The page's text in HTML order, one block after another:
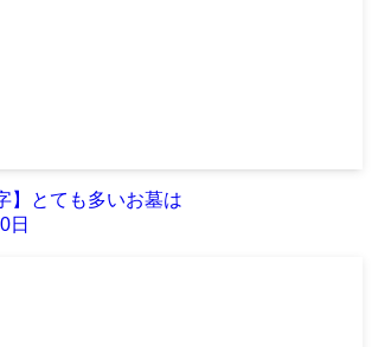
】とても多いお墓は
日